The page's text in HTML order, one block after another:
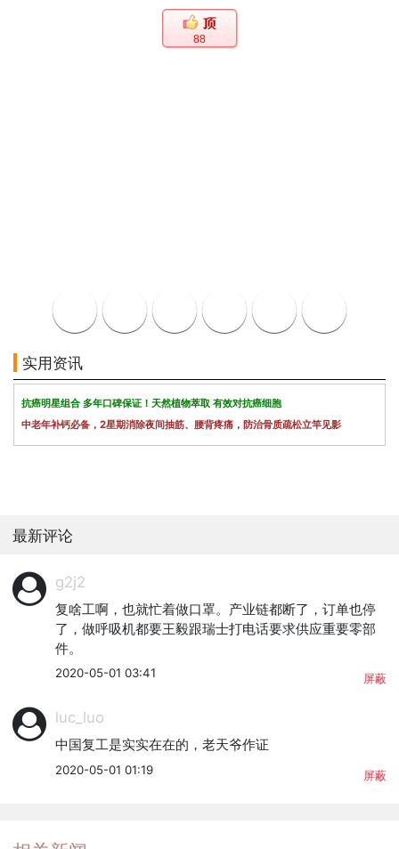
88
实用资讯
抗癌明星组合 多年口碑保证！天然植物萃取 有效对抗癌细胞
中老年补钙必备，2星期消除夜间抽筋、腰背疼痛，防治骨质疏松立竿见影
最新评论
g2j2
复啥工啊，也就忙着做口罩。产业链都断了，订单也停
了，做呼吸机都要王毅跟瑞士打电话要求供应重要零部
件。
2020-05-01 03:41 屏蔽
luc_luo
中国复工是实实在在的，老天爷作证
2020-05-01 01:19 屏蔽